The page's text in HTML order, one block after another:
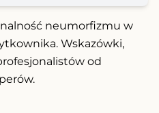
neumorfizmu w
Wskazówki,
od